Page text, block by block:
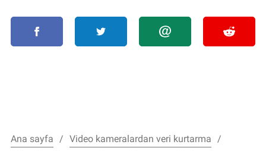
Ana sayfa
Video kameralardan veri kurtarma